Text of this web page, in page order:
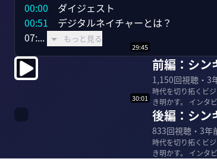
00:00
00:51 デジタルネイチャーとは？
07:...
もっと見る
29:45
前編：シン
1,150回視聴・ 3
時代を切り拓くビ
き明かす。 インタ
につ...
30:01
後編：シン
833回視聴・ 3年
時代を切り拓くビ
き明かす。 インタ